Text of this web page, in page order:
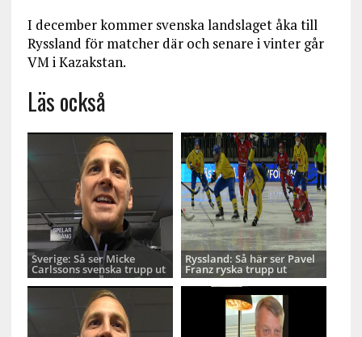
I december kommer svenska landslaget åka till
Ryssland för matcher där och senare i vinter går
VM i Kazakstan.
Läs också
Sverige: Så ser Micke
Carlssons svenska trupp ut
Ryssland: Så här ser Pavel
Franz ryska trupp ut